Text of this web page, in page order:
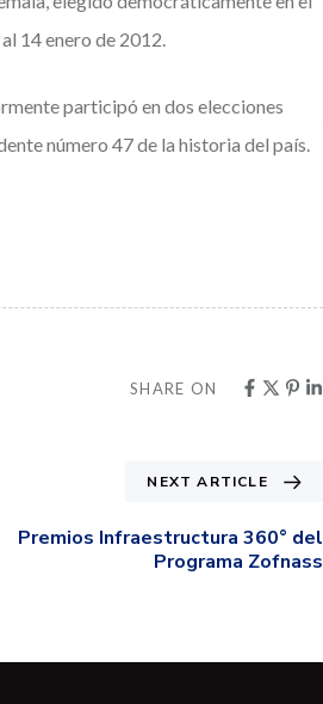
14 enero de 2012.
participó en dos elecciones
número 47 de la historia del país.
SHARE ON
NEXT ARTICLE
Premios Infraestructura 360° del
Programa Zofnass